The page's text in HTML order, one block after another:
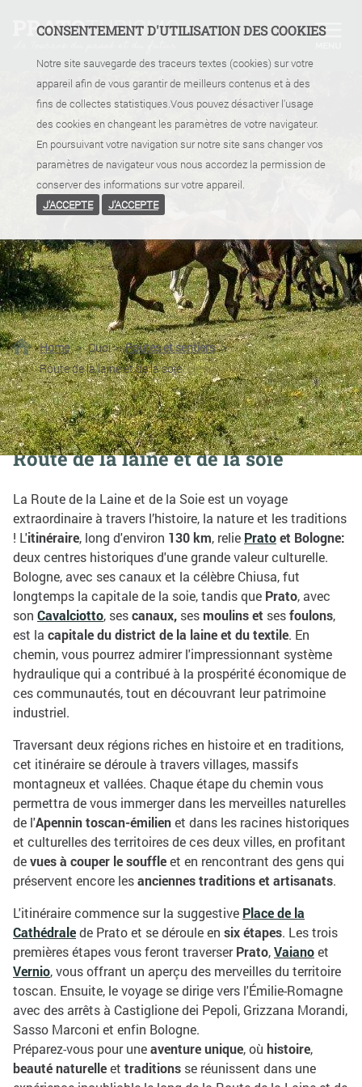
CONSENTEMENT D'UTILISATION DES COOKIES
Notre site sauvegarde des traceurs textes (cookies) sur votre
appareil afin de vous garantir de meilleurs contenus et à des
fins de collectes statistiques.Vous pouvez désactiver l'usage
des cookies en changeant les paramètres de votre navigateur.
En poursuivant votre navigation sur notre site sans changer vos
paramètres de navigateur vous nous accordez la permission de
conserver des informations sur votre appareil.
J'ACCEPTE
J'ACCEPTE
Home > Quoi> Routes et sentiers >
Route de la laine et de la soie
Partagez sur:
Route de la laine et de la soie
La Route de la Laine et de la Soie est un voyage
extraordinaire à travers l’histoire, la nature et les traditions
! L'itinéraire, long d'environ 130 km, relie Pratoet Bologne:
deux centres historiques d'une grande valeur culturelle.
Bologne, avec ses canaux et la célèbre Chiusa, fut
longtemps la capitale de la soie, tandis que Prato, avec
son Cavalciotto, sescanaux, sesmoulins et sesfoulons,
est la capitale du district de la laine et du textile. En
chemin, vous pourrez admirer l'impressionnant système
hydraulique qui a contribué à la prospérité économique de
ces communautés, tout en découvrant leur patrimoine
industriel.
Traversant deux régions riches en histoire et en traditions,
cet itinéraire se déroule à travers villages, massifs
montagneux et vallées. Chaque étape du chemin vous
permettra de vous immerger dans les merveilles naturelles
de l'Apennin toscan-émilienet dans les racines historiques
et culturelles des territoires de ces deux villes, en profitant
devues à couper le souffleet en rencontrant des gens qui
préservent encore lesanciennes traditions et artisanats.
L'itinéraire commence sur la suggestive Place de la
Cathédralede Prato et se déroule en six étapes. Les trois
premières étapes vous feront traverserPrato,Vaianoet
Vernio, vous offrant un aperçu des merveilles du territoire
toscan. Ensuite, le voyage se dirige vers l'Émilie-Romagne
avec des arrêts à Castiglione dei Pepoli, Grizzana Morandi,
Sasso Marconi et enfin Bologne.
Préparez-vous pour uneaventure unique, où histoire,
beauté naturelleet traditions se réunissent dans une